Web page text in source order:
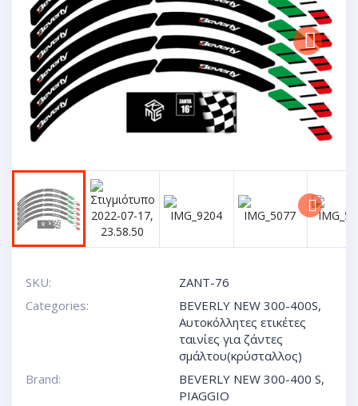
Next
SKU:
ZANT-76
Categories:
BEVERLY NEW 300-400S,
Αυτοκόλλητες ετικέτες
ταινίες για ζάντες
σμάλτου(κρύσταλλος)
Brand:
BEVERLY NEW 300-400 S,
PIAGGIO